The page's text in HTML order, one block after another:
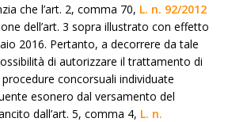
che l’art. 2, comma 70, L. n. 92/2012
dell’art. 3 sopra illustrato con effetto
2016. Pertanto, a decorrere da tale
di autorizzare il trattamento di
procedure concorsuali individuate
esonero dal versamento del
dall’art. 5, comma 4, L. n.